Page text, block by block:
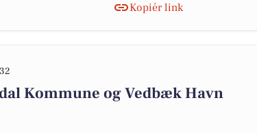
Kopiér link
Kommune og Vedbæk Havn